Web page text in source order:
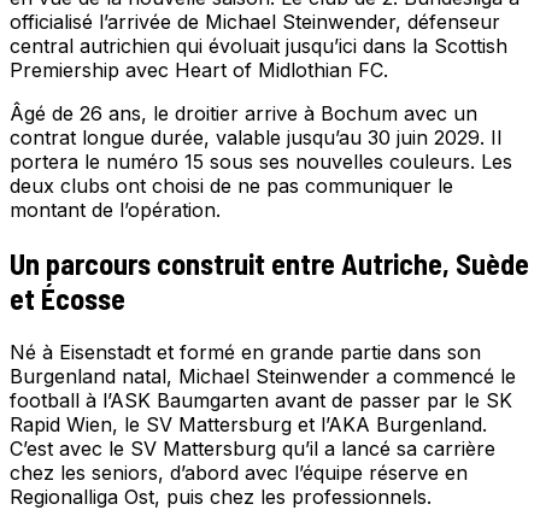
officialisé l’arrivée de Michael Steinwender, défenseur
central autrichien qui évoluait jusqu’ici dans la Scottish
Premiership avec Heart of Midlothian FC.
Âgé de 26 ans, le droitier arrive à Bochum avec un
contrat longue durée, valable jusqu’au 30 juin 2029. Il
portera le numéro 15 sous ses nouvelles couleurs. Les
deux clubs ont choisi de ne pas communiquer le
montant de l’opération.
Un parcours construit entre Autriche, Suède
et Écosse
Né à Eisenstadt et formé en grande partie dans son
Burgenland natal, Michael Steinwender a commencé le
football à l’ASK Baumgarten avant de passer par le SK
Rapid Wien, le SV Mattersburg et l’AKA Burgenland.
C’est avec le SV Mattersburg qu’il a lancé sa carrière
chez les seniors, d’abord avec l’équipe réserve en
Regionalliga Ost, puis chez les professionnels.